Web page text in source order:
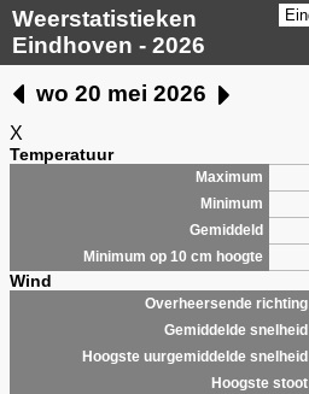
Weerstatistieken
Eindhoven - 2026
wo 20 mei 2026
X
Temperatuur
Maximum
Minimum
Gemiddeld
Minimum op 10 cm hoogte
Wind
Overheersende richting
Gemiddelde snelheid
Hoogste uurgemiddelde snelheid
Hoogste stoot